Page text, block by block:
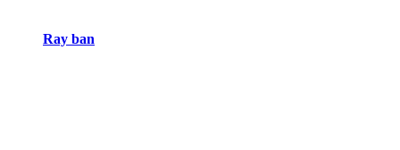
Ray ban